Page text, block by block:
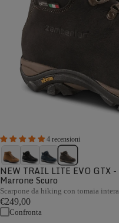
4 recensioni
NEW TRAIL LITE EVO GTX -
Marrone Scuro
Scarpone da hiking con tomaia intera
€249,00
Confronta